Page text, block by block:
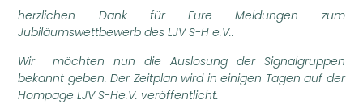
herzlichen Dank für Eure Meldungen zum
Jubiläumswettbewerb des LJV S-H e.V..
Wir möchten nun die Auslosung der Signalgruppen
bekannt geben. Der Zeitplan wird in einigen Tagen auf der
Hompage LJV S-He.V. veröffentlicht.